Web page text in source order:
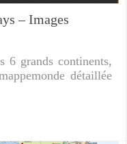
– Images
6 grands continents,
détaillée